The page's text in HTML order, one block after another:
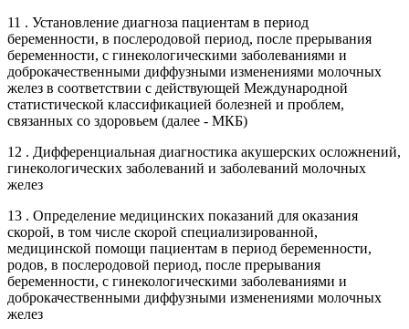
11 . Установление диагноза пациентам в период
беременности, в послеродовой период, после прерывания
беременности, с гинекологическими заболеваниями и
доброкачественными диффузными изменениями молочных
желез в соответствии с действующей Международной
статистической классификацией болезней и проблем,
связанных со здоровьем (далее - МКБ)
12 . Дифференциальная диагностика акушерских осложнений,
гинекологических заболеваний и заболеваний молочных
желез
13 . Определение медицинских показаний для оказания
скорой, в том числе скорой специализированной,
медицинской помощи пациентам в период беременности,
родов, в послеродовой период, после прерывания
беременности, с гинекологическими заболеваниями и
доброкачественными диффузными изменениями молочных
желез